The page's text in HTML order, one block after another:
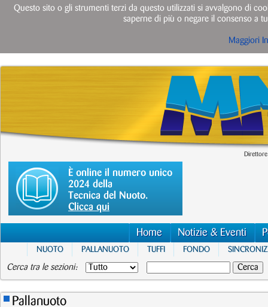
È online il numero unico
2024 della
Tecnica del Nuoto.
Clicca qui
Home Notizie & Eventi
NUOTO PALLANUOTO TUFFI FONDO
Cerca tra le sezioni:
Pallanuoto
Questo sito o gli strumenti terzi da questo utilizzati si avvalgono di
saperne di più o negare il consenso a
Maggiori